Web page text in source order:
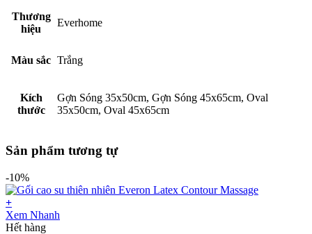
Thương
hiệu
Everhome
Màu sắc Trắng
Kích
thước
Gợn Sóng 35x50cm, Gợn Sóng 45x65cm, Oval
35x50cm, Oval 45x65cm
Sản phẩm tương tự
-10%
+
Xem Nhanh
Hết hàng